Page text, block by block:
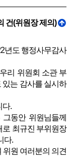
건(위원장 제의)
년도 행정사무감사
리 위원회 소관 부
있는 감사를 실시하
다.
동안 위원님들께
최규진 부위원장
다.
원 여러분의 의견